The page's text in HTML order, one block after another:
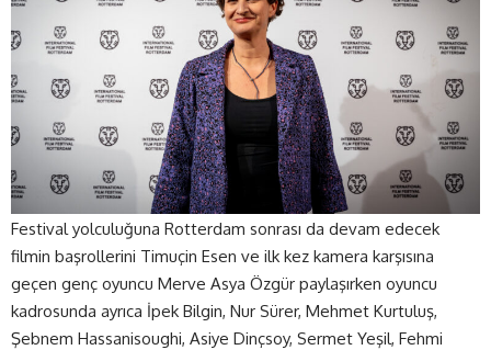
Festival yolculuğuna Rotterdam sonrası da devam edecek
filmin başrollerini Timuçin Esen ve ilk kez kamera karşısına
geçen genç oyuncu Merve Asya Özgür paylaşırken oyuncu
kadrosunda ayrıca İpek Bilgin, Nur Sürer, Mehmet Kurtuluş,
Şebnem Hassanisoughi, Asiye Dinçsoy, Sermet Yeşil, Fehmi